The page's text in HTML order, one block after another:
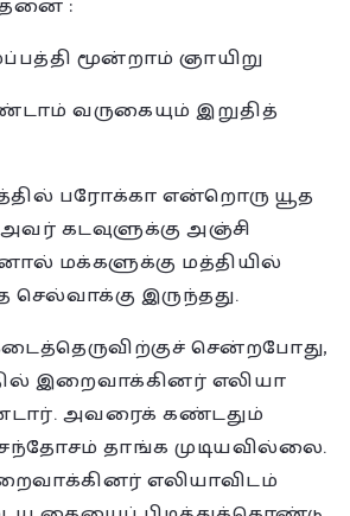
மூன்றாம் ஞாயிறு
வருகையும் இறுதித்
பரோக்கா என்றொரு யூத
கடவுளுக்கு அஞ்சி
மக்களுக்கு மத்தியில்
செல்வாக்கு இருந்தது.
சென்றபோது,
இறைவாக்கினர் எலியா
அவரைக் கண்டதும்
தாங்க முடியவில்லை.
எலியாவிடம்